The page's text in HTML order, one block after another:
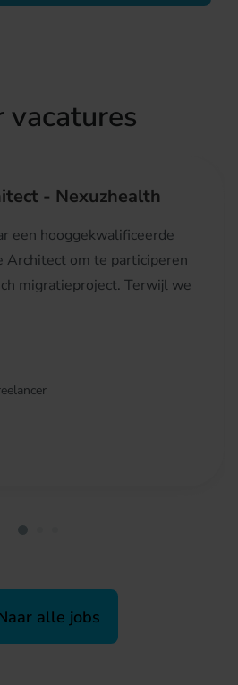
vacatures
- Nexuzhealth
een hooggekwalificeerde
Architect om te participeren
migratieproject. Terwijl we
alle jobs